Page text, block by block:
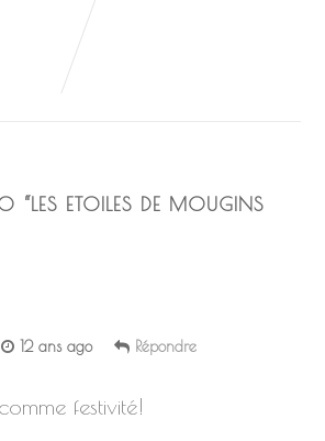
“LES ETOILES DE MOUGINS
12 ans ago Répondre
festivité!